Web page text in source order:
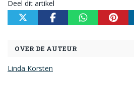
Deel dit artikel
OVER DE AUTEUR
Linda Korsten